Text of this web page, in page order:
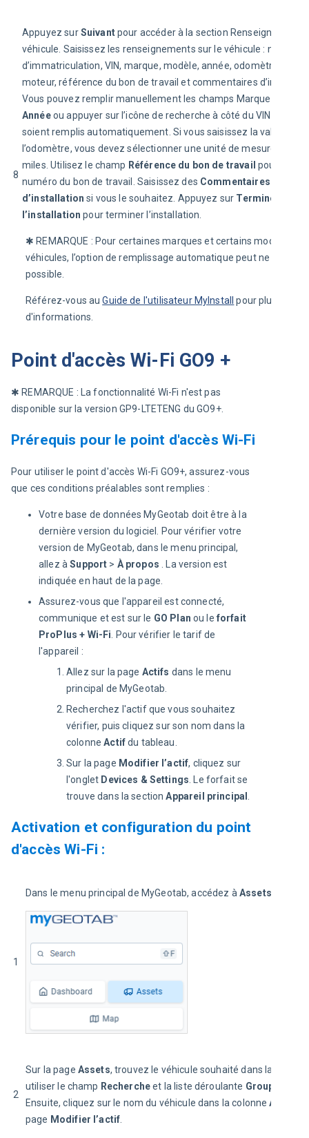
8
Appuyez sur Suivant pour accéder à la section
véhicule . Saisissez les renseignements sur le véhicule : nom,
d’immatriculation, VIN, marque, modèle, année, odomètre,
moteur, référence du bon de travail et commentaires
Vous pouvez remplir manuellement les champs Marque
Année ou appuyer sur l’icône de recherche à côté du VIN pour
soient remplis automatiquement. Si vous saisissez la valeur de
l’odomètre, vous devez sélectionner une unité de mesure :
miles Utilisez le champ Référence du bon de travail pour saisir
numéro du bon de travail.
Saisissez des Commentaires
d’installation si vous le souhaitez. Appuyez sur Terminer
l’installation pour terminer l’installation.
✱ REMARQUE : Pour certaines marques et certains modèles de
véhicules, l’option de remplissage automatique peut ne pas
possible.
Référez-vous au Guide de l'utilisateur MyInstall
pour plus
d'informations.
Point d'accès Wi-Fi GO9 +
✱ REMARQUE : La fonctionnalité Wi-Fi n'est pas
disponible sur la version GP9-LTETENG du GO9+.
Prérequis pour le point d'accès Wi-Fi
Pour utiliser le point d'accès Wi-Fi GO9+, assurez-vous
que ces conditions préalables sont remplies :
Votre base de données MyGeotab doit être à la
dernière version du logiciel. Pour vérifier votre
version de MyGeotab, dans le menu principal,
allez àSupport > À propos . La version est
indiquée en haut de la page.
Assurez-vous que l'appareil est connecté,
communique et est sur le GO Plan ou le forfait
ProPlus + Wi-Fi . Pour vérifier le tarif de
l'appareil :
Allez sur la page Actifs dans le menu
principal de MyGeotab.
Recherchez l'actif que vous souhaitez
vérifier, puis cliquez sur son nom dans la
colonneActifdu tableau.
Sur la page Modifier l’actif, cliquez sur
l'onglet Devices & Settings . Le forfait se
trouve dans la sectionAppareil principal
Activation et configuration du point
d'accès Wi-Fi :
1
Dans le menu principal de MyGeotab, accédez à Assets
2
Sur la page Assets, trouvez le véhicule souhaité dans la liste.
utiliser le champ Recherche et la liste déroulante Groupes
Ensuite, cliquez sur le nom du véhicule dans la colonne Actif
page Modifier l’actif